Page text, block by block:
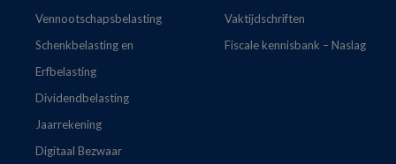
Vennootschapsbelasting
Schenkbelasting en
Erfbelasting
Dividendbelasting
Jaarrekening
Digitaal Bezwaar
Vaktijdschriften
Fiscale kennisbank – Naslag